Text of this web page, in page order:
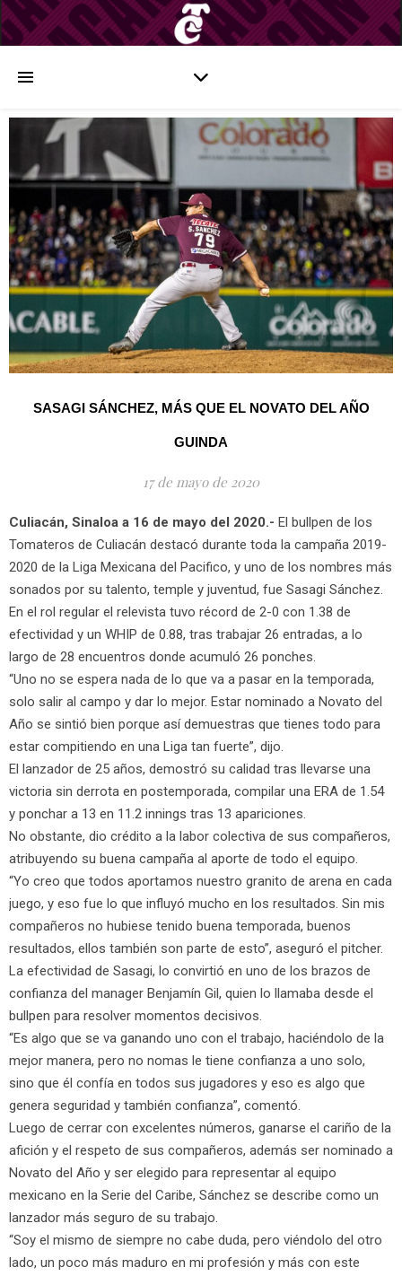
SASAGI SÁNCHEZ, MÁS QUE EL NOVATO DEL AÑO
GUINDA
17 de mayo de 2020
Culiacán, Sinaloa a 16 de mayo del 2020.- El bullpen de los
Tomateros de Culiacán destacó durante toda la campaña 2019-
2020 de la Liga Mexicana del Pacifico, y uno de los nombres más
sonados por su talento, temple y juventud, fue Sasagi Sánchez.
En el rol regular el relevista tuvo récord de 2-0 con 1.38 de
efectividad y un WHIP de 0.88, tras trabajar 26 entradas, a lo
largo de 28 encuentros donde acumuló 26 ponches.
“Uno no se espera nada de lo que va a pasar en la temporada,
solo salir al campo y dar lo mejor. Estar nominado a Novato del
Año se sintió bien porque así demuestras que tienes todo para
estar compitiendo en una Liga tan fuerte”, dijo.
El lanzador de 25 años, demostró su calidad tras llevarse una
victoria sin derrota en postemporada, compilar una ERA de 1.54
y ponchar a 13 en 11.2 innings tras 13 apariciones.
No obstante, dio crédito a la labor colectiva de sus compañeros,
atribuyendo su buena campaña al aporte de todo el equipo.
“Yo creo que todos aportamos nuestro granito de arena en cada
juego, y eso fue lo que influyó mucho en los resultados. Sin mis
compañeros no hubiese tenido buena temporada, buenos
resultados, ellos también son parte de esto”, aseguró el pitcher.
La efectividad de Sasagi, lo convirtió en uno de los brazos de
confianza del manager Benjamín Gil, quien lo llamaba desde el
bullpen para resolver momentos decisivos.
“Es algo que se va ganando uno con el trabajo, haciéndolo de la
mejor manera, pero no nomas le tiene confianza a uno solo,
sino que él confía en todos sus jugadores y eso es algo que
genera seguridad y también confianza”, comentó.
Luego de cerrar con excelentes números, ganarse el cariño de la
afición y el respeto de sus compañeros, además ser nominado a
Novato del Año y ser elegido para representar al equipo
mexicano en la Serie del Caribe, Sánchez se describe como un
lanzador más seguro de su trabajo.
“Soy el mismo de siempre no cabe duda, pero viéndolo del otro
lado, un poco más maduro en mi profesión y más con este